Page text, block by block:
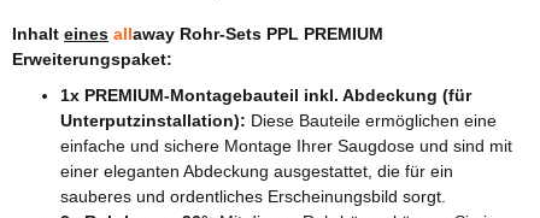
Inhalt eines allaway Rohr-Sets PPL PREMIUM
Erweiterungspaket:
1x PREMIUM-Montagebauteil inkl. Abdeckung (für
Unterputzinstallation): Diese Bauteile ermöglichen eine
einfache und sichere Montage Ihrer Saugdose und sind mit
einer eleganten Abdeckung ausgestattet, die für ein
sauberes und ordentliches Erscheinungsbild sorgt.